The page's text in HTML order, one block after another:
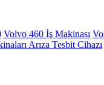
Volvo 460 İş Makinası
Arıza Tesbit Cihazı